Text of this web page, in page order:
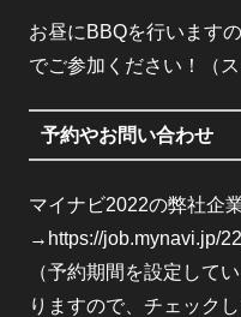
お昼にBBQを行います
でご参加ください！（
予約やお問い合わせ
マイナビ2022の弊社企
→https://job.mynavi.jp/
（予約期間を設定して
りますので、チェック